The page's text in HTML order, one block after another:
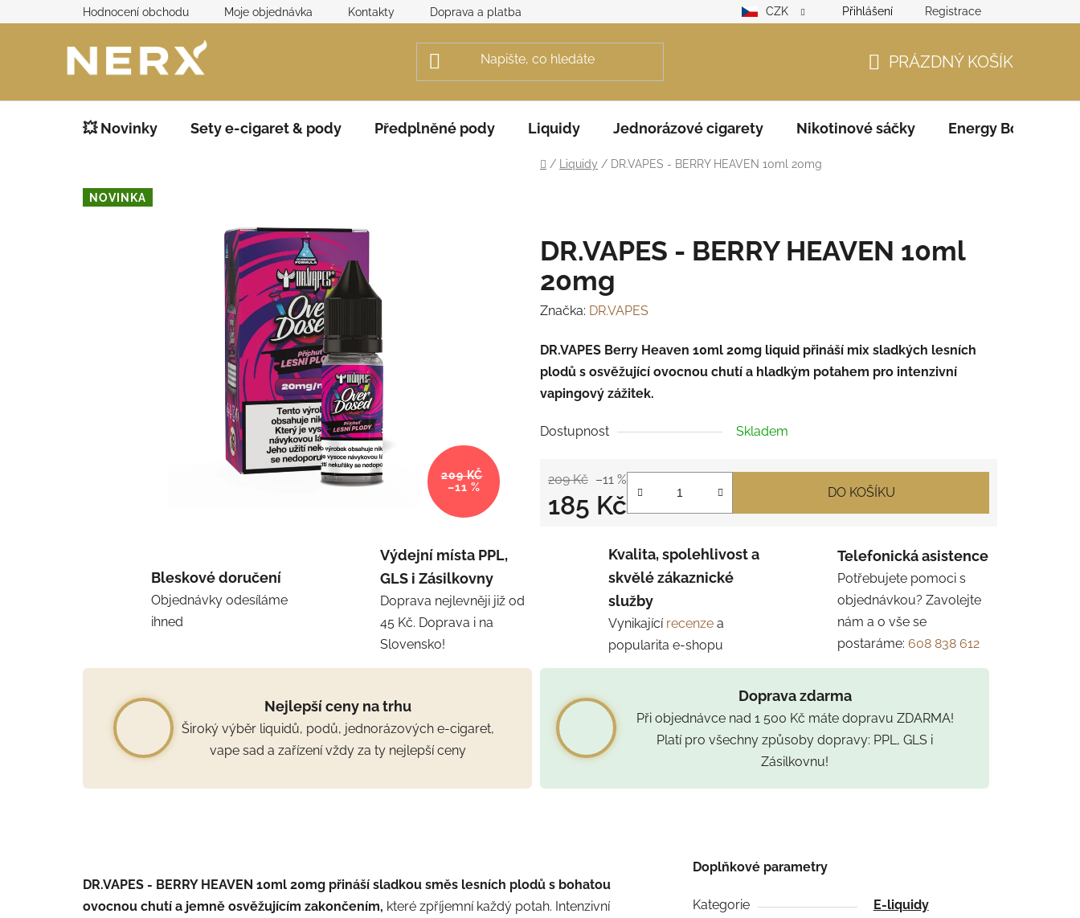
na
Hodnocení obchodu Moje objednávka Kontakty Doprava a platba Reklamační řád GDPR Zodpovědný prodejce – ověření věku
CZK Přihlášení Registrace
KOŠÍK
PRÁZDNÝ KOŠÍK
💥 Novinky Sety e-cigaret & pody Předplněné pody Liquidy Jednorázové cigarety Nikotinové sáčky Energy Boosters
Domů
/ Liquidy / DR.VAPES - BERRY HEAVEN 10ml 20mg
DR.VAPES - BERRY HEAVEN 10ml
20mg
Značka: DR.VAPES
DR.VAPES Berry Heaven 10ml 20mg liquid přináší mix sladkých lesních
plodů s osvěžující ovocnou chutí a hladkým potahem pro intenzivní
vapingový zážitek.
Dostupnost Skladem
209 Kč –11 %
185 Kč DO KOŠÍKU
NOVINKA
209 KČ
–11 %
Bleskové doručení
Objednávky odesíláme
ihned
Výdejní místa PPL,
GLS i Zásilkovny
Doprava nejlevněji již od
45 Kč. Doprava i na
Slovensko!
Kvalita, spolehlivost a
skvělé zákaznické
služby
Vynikající recenze a
popularita e-shopu
Telefonická asistence
Potřebujete pomoci s
objednávkou? Zavolejte
nám a o vše se
postaráme: 608 838 612
Nejlepší ceny na trhu
Široký výběr liquidů, podů, jednorázových e-cigaret,
vape sad a zařízení vždy za ty nejlepší ceny
Doprava zdarma
Při objednávce nad 1 500 Kč máte dopravu ZDARMA!
Platí pro všechny způsoby dopravy: PPL, GLS i
Zásilkovnu!
DR.VAPES - BERRY HEAVEN 10ml 20mg přináší sladkou směs lesních plodů s bohatou
ovocnou chutí a jemně osvěžujícím zakončením, které zpříjemní každý potah. Intenzivní
Doplňkové parametry
Kategorie
E-liquidy